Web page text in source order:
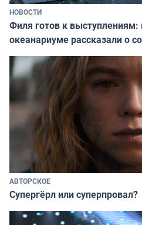
НОВОСТИ
Филя готов к
океанариуме рассказали о
АВТОРСКОЕ
Супергёрл или суперпровал?